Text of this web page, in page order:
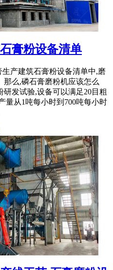
膏粉设备清单
产建筑石膏粉设备清单中,磨
那么,磷石膏磨粉机应该怎么
发试验,设备可以满足20目粗
量从1吨每小时到700吨每小时